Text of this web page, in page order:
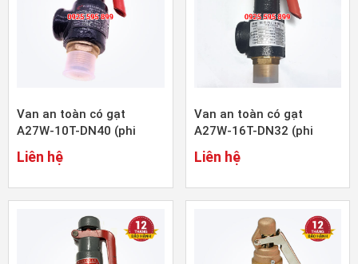
Van an toàn có gạt
A27W-10T-DN40 (phi
48mm)
Liên hệ
Van an toàn có gạt
A27W-16T-DN32 (phi
42mm)
Liên hệ